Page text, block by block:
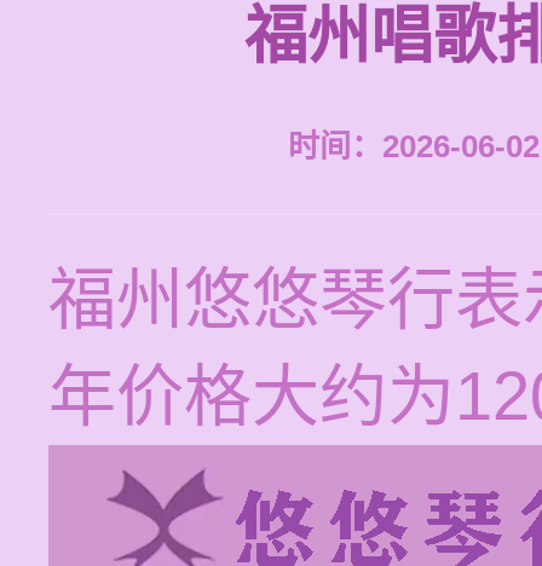
福州唱歌
时间：2026-06-
福州悠悠琴行
年价格大约为